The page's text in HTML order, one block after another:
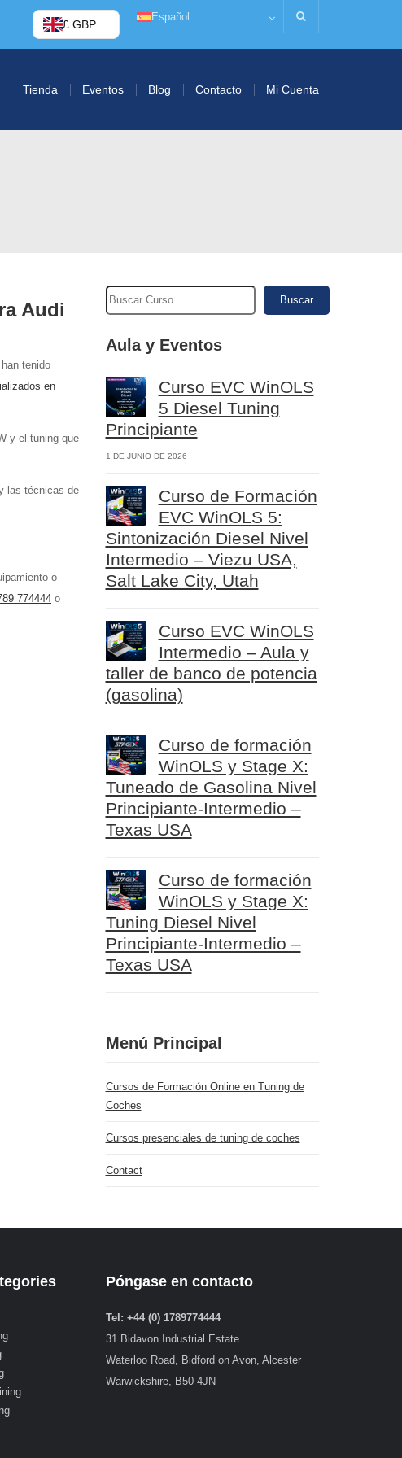
£ GBP
Español
Tienda Eventos Blog Contacto Mi Cuenta
Audi
tenido
en
y el tuning que
las técnicas de
o
774444 o
Buscar
Aula y Eventos
Curso EVC WinOLS
5 Diesel Tuning
Principiante
1 DE JUNIO DE 2026
Curso de Formación
EVC WinOLS 5:
Sintonización Diesel Nivel
Intermedio – Viezu USA,
Salt Lake City, Utah
Curso EVC WinOLS
Intermedio – Aula y
taller de banco de potencia
(gasolina)
Curso de formación
WinOLS y Stage X:
Tuneado de Gasolina Nivel
Principiante-Intermedio –
Texas USA
Curso de formación
WinOLS y Stage X:
Tuning Diesel Nivel
Principiante-Intermedio –
Texas USA
Menú Principal
Cursos de Formación Online en Tuning de
Coches
Cursos presenciales de tuning de coches
Contact
Póngase en contacto
Tel: +44 (0) 1789774444
31 Bidavon Industrial Estate
Waterloo Road, Bidford on Avon, Alcester
Warwickshire, B50 4JN